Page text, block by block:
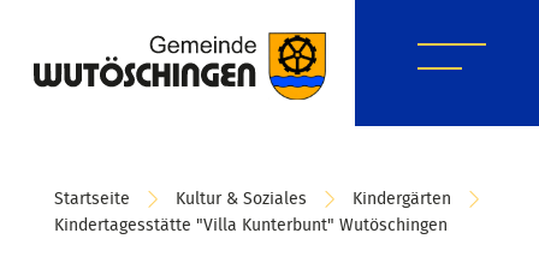
Startseite Kultur & Soziales
Kindergärten
Kindertagesstätte "Villa Kunterbunt" Wutöschingen